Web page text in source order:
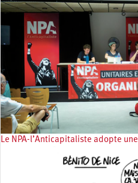
Le NPA-l’Anticapitaliste adopte